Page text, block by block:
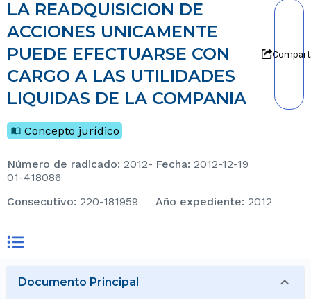
LA READQUISICION DE
ACCIONES UNICAMENTE
PUEDE EFECTUARSE CON
CARGO A LAS UTILIDADES
LIQUIDAS DE LA COMPANIA
Concepto jurídico
Número de radicado: 2012-
01-418086
Fecha: 2012-12-19
consecutivo: 220-181959 Año expediente: 2012
Documento Principal